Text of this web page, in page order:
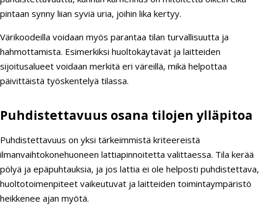
pintaan synny liian syviä uria, joihin lika kertyy.
Värikoodeilla voidaan myös parantaa tilan turvallisuutta ja
hahmottamista. Esimerkiksi huoltokäytävät ja laitteiden
sijoitusalueet voidaan merkitä eri väreillä, mikä helpottaa
päivittäistä työskentelyä tilassa.
Puhdistettavuus osana tilojen ylläpitoa
Puhdistettavuus on yksi tärkeimmistä kriteereistä
ilmanvaihtokonehuoneen lattiapinnoitetta valittaessa. Tila kerää
pölyä ja epäpuhtauksia, ja jos lattia ei ole helposti puhdistettava,
huoltotoimenpiteet vaikeutuvat ja laitteiden toimintaympäristö
heikkenee ajan myötä.